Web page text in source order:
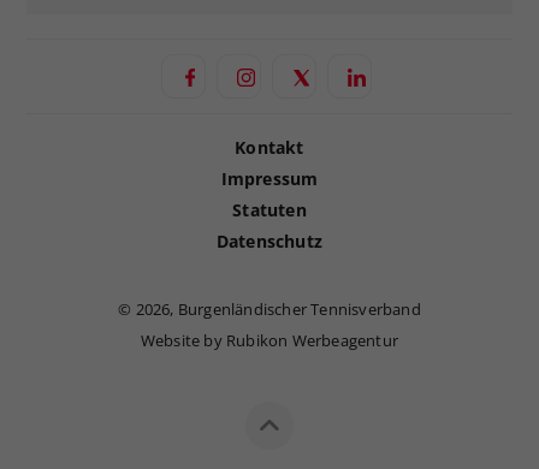
Kontakt
Impressum
Statuten
Datenschutz
© 2026, Burgenländischer Tennisverband
Website by Rubikon Werbeagentur